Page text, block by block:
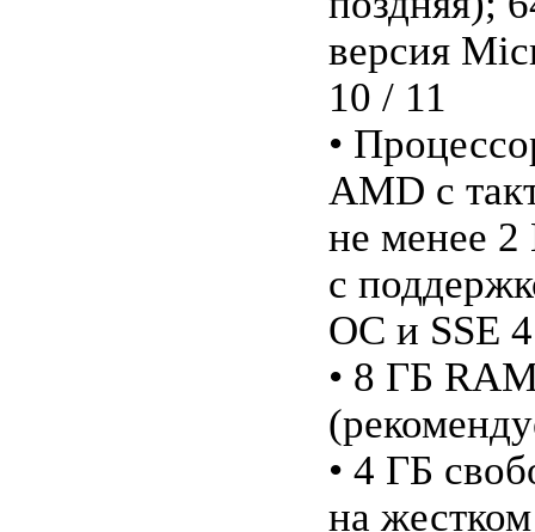
версия
10 / 11
•
AMD с
не менее 2
с
ОС и SSE
• 8 ГБ
• 4 ГБ
на